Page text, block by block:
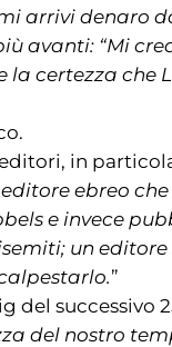
arrivi denaro
avanti: “Mi
la certezza che
in
editore ebreo
e invece
un
”
del successivo
del nostro